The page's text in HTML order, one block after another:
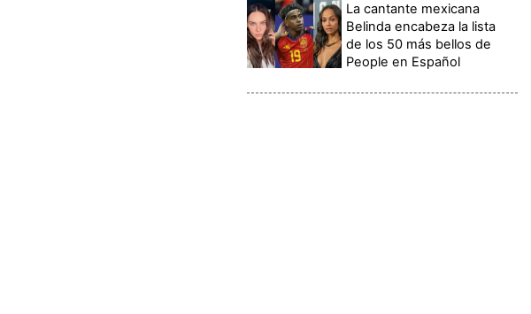
La cantante mexicana
Belinda encabeza la lista
de los 50 más bellos de
People en Español